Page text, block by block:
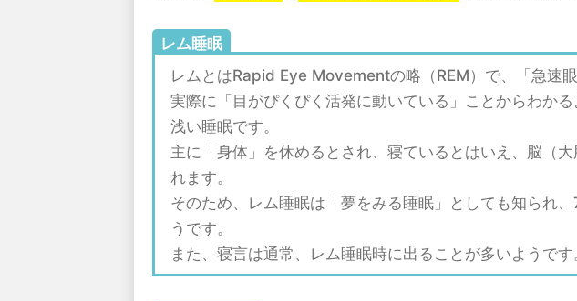
レム睡眠
レムとはRapid Eye Movementの略（REM）で、「急速
実際に「目がぴくぴく活発に動いている」ことからわか
浅い睡眠です。
主に「身体」を休めるとされ、寝ているとはいえ、脳（
れます。
そのため、レム睡眠は「夢をみる睡眠」としても知られ
うです。
また、寝言は通常、レム睡眠時に出ることが多いようです